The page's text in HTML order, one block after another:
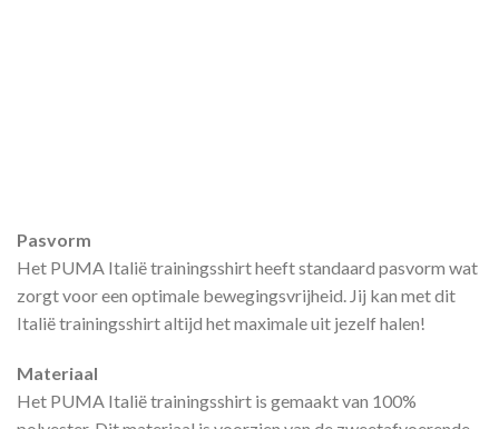
Pasvorm
Het PUMA Italië trainingsshirt heeft standaard pasvorm wat
zorgt voor een optimale bewegingsvrijheid. Jij kan met dit
Italië trainingsshirt altijd het maximale uit jezelf halen!
Materiaal
Het PUMA Italië trainingsshirt is gemaakt van 100%